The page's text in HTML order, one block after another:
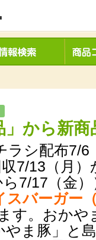
」から新商
ラシ配布7/6
7/13（月
7/17（金
スバーガー
す。おかや
ま豚」と